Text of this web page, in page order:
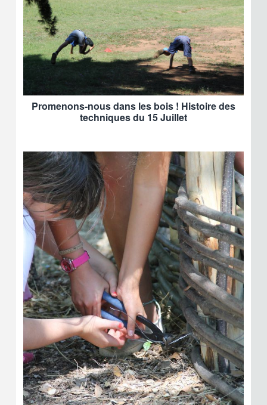
Promenons-nous dans les bois ! Histoire des
techniques du 15 Juillet